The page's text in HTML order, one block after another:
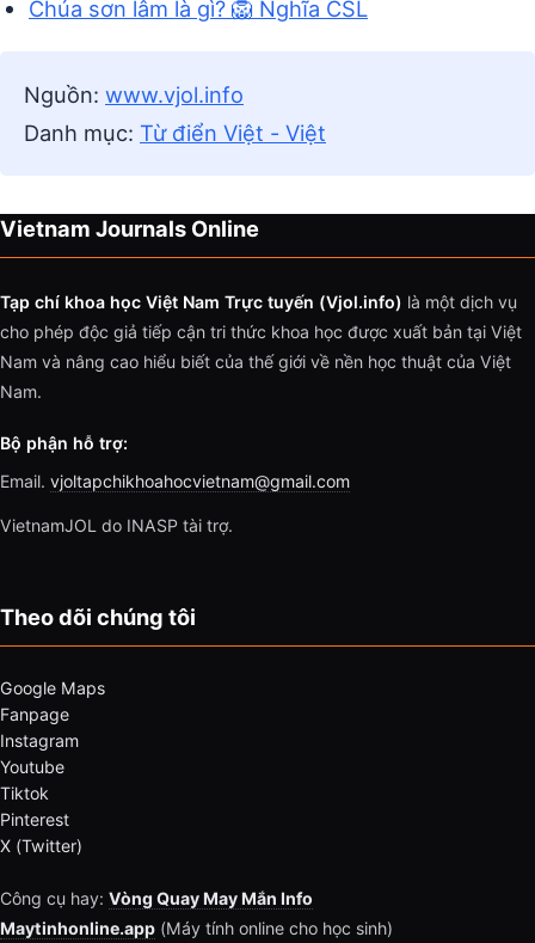
Chúa sơn lâm là gì? 🦁 Nghĩa CSL
Nguồn: www.vjol.info
Danh mục: Từ điển Việt - Việt
Vietnam Journals Online
Tạp chí khoa học Việt Nam Trực tuyến (Vjol.info) là một dịch vụ
cho phép độc giả tiếp cận tri thức khoa học được xuất bản tại Việt
Nam và nâng cao hiểu biết của thế giới về nền học thuật của Việt
Nam.
Bộ phận hỗ trợ:
Email. vjoltapchikhoahocvietnam@gmail.com
VietnamJOL do INASP tài trợ.
Theo dõi chúng tôi
Google Maps
Fanpage
Instagram
Youtube
Tiktok
Pinterest
X (Twitter)
Công cụ hay: Vòng Quay May Mắn Info
Maytinhonline.app (Máy tính online cho học sinh)